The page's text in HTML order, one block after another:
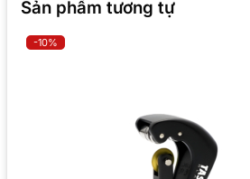
Sản phẩm tương tự
-10%